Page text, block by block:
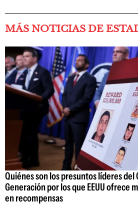
MÁS NOTICIAS DE
Quiénes son los presuntos líderes del
Generación por los que EEUU ofrece
en recompensas